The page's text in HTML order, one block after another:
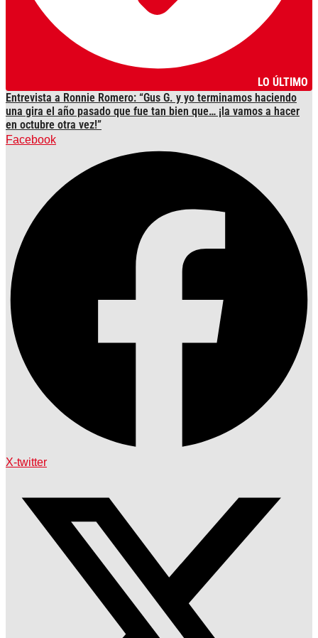
LO ÚLTIMO
Entrevista a Ronnie Romero: “Gus G. y yo terminamos haciendo
una gira el año pasado que fue tan bien que… ¡la vamos a hacer
en octubre otra vez!”
Facebook
X-twitter